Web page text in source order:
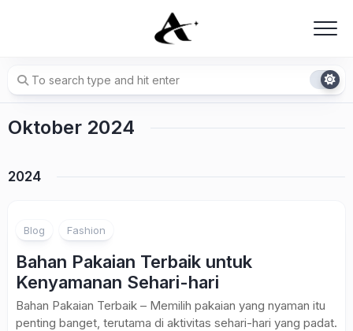
Oktober 2024
2024
Blog Fashion
Bahan Pakaian Terbaik untuk
Kenyamanan Sehari-hari
Bahan Pakaian Terbaik – Memilih pakaian yang nyaman itu
penting banget, terutama di aktivitas sehari-hari yang padat.